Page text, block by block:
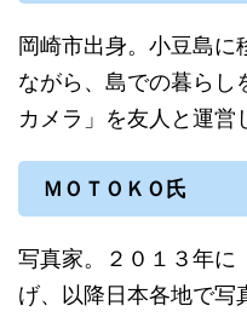
岡崎市出身。小豆島に
ながら、島での暮らし
カメラ」を友人と運営
ＭＯＴＯＫＯ氏
写真家。２０１３年に
げ、以降日本各地で写